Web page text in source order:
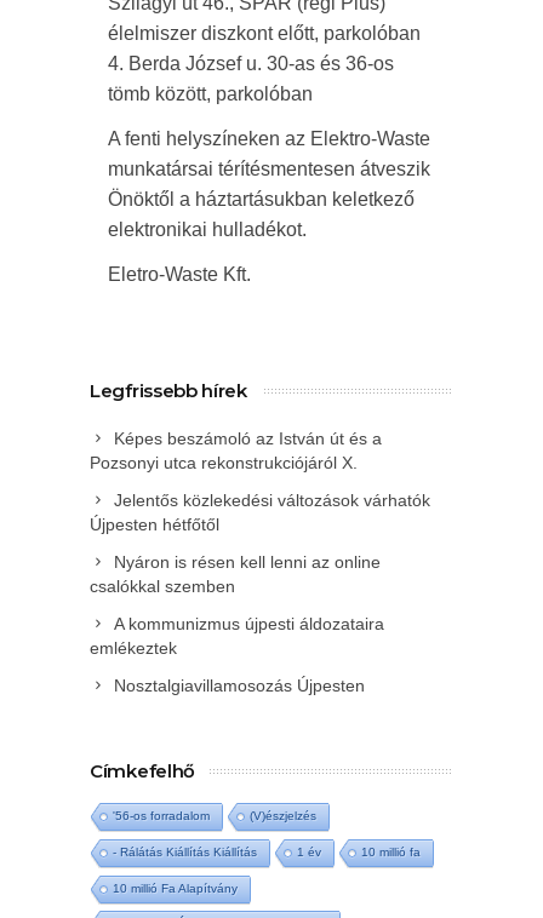
élelmiszer diszkont előtt, parkolóban
4. Berda József u. 30-as és 36-os
tömb között, parkolóban
A fenti helyszíneken az Elektro-Waste
munkatársai térítésmentesen átveszik
Önöktől a háztartásukban keletkező
elektronikai hulladékot.
Eletro-Waste Kft.
Legfrissebb hírek
Képes beszámoló az István út és a
Pozsonyi utca rekonstrukciójáról X.
Jelentős közlekedési változások várhatók
Újpesten hétfőtől
Nyáron is résen kell lenni az online
csalókkal szemben
A kommunizmus újpesti áldozataira
emlékeztek
Nosztalgiavillamosozás Újpesten
Címkefelhő
'56-os forradalom (V)észjelzés
- Rálátás Kiállítás Kiállítás 1 év 10 millió fa
10 millió Fa Alapítvány